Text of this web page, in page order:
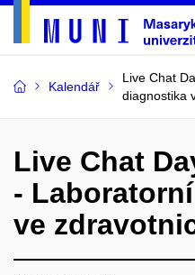
Kalendář
Live Chat
diagnostika
Live Chat
-
ve